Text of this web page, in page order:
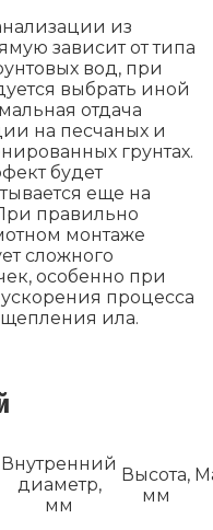
из
зависит от типа
вод, при
выбрать иной
отдача
на песчаных и
грунтах.
будет
еще на
правильно
монтаже
сложного
особенно при
процесса
ила.
Внутренний
диаметр,
мм
Высота,
мм